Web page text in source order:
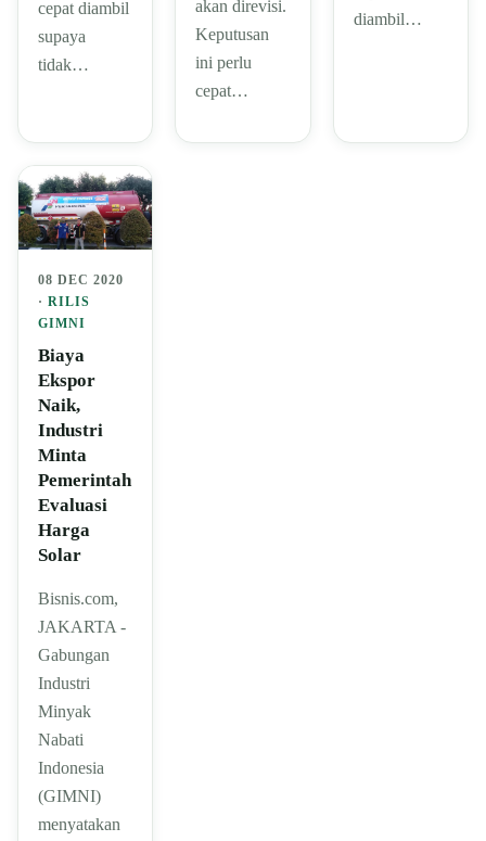
cepat diambil
supaya
tidak…
akan direvisi.
Keputusan
ini perlu
cepat…
diambil…
08 DEC 2020
· RILIS
GIMNI
Biaya
Ekspor
Naik,
Industri
Minta
Pemerintah
Evaluasi
Harga
Solar
Bisnis.com,
JAKARTA -
Gabungan
Industri
Minyak
Nabati
Indonesia
(GIMNI)
menyatakan